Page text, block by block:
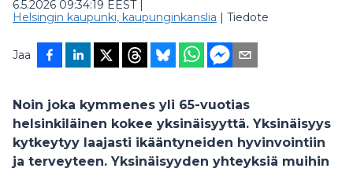
6.5.2026 09:34:19 EEST|
Helsingin kaupunki, kaupunginkanslia | Tiedote
Jaa
Noin joka kymmenes yli 65-vuotias
helsinkiläinen kokee yksinäisyyttä. Yksinäisyys
kytkeytyy laajasti ikääntyneiden hyvinvointiin
ja terveyteen. Yksinäisyyden yhteyksiä muihin